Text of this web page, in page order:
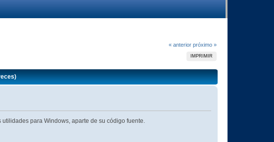
« anterior próximo »
IMPRIMIR
para Windows, aparte de su código fuente.